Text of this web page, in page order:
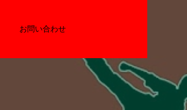
お問い合わせ